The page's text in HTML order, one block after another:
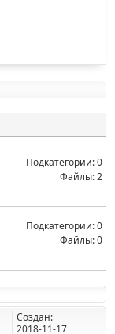
Подкатегории: 0
Файлы: 2
Подкатегории: 0
Файлы: 0
Создан:
2018-11-17